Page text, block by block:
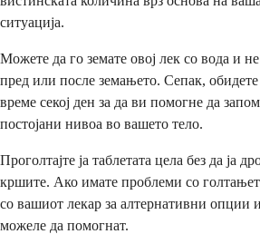
ситуација.
Можете да го земате овој лек со вода и
пред или после земањето. Сепак, обидете
време секој ден за да ви помогне да
постојани нивоа во вашето тело.
Проголтајте ја таблетата цела без да ја
кршите. Ако имате проблеми со
со вашиот лекар за алтернативни опции
можеле да помогнат.